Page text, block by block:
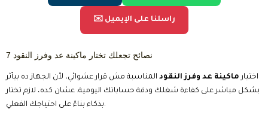
✉️ راسلنا على الإيميل
7 نصائح تجعلك تختار ماكينة عد وفرز النقود
اختيارماكينة عد وفرز النقود المناسبة مش قرار عشوائي، لأن الجهاز ده بيأثر
بشكل مباشر على كفاءة شغلك ودقة حساباتك اليومية. عشان كده، لازم تختار
بذكاء بناءً على احتياجك الفعلي.